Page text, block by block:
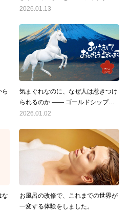
心理学で読み解く 小野田紀美さん
2026.01.13
ら
気まぐれなのに、なぜ人は惹きつけ
られるのか ―― ゴールドシップか
ら見えた、評価の正体
2026.01.02
な
お風呂の改修で、これまでの世界が
一変する体験をしました。